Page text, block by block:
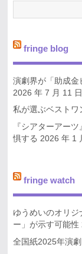
fringe blog
演劇界が「助成金
2026 年 7 月 11 日
私が選ぶベストワ
『シアターアー
惧する 2026 年 1
fringe watch
ゆうめいのオリ
ー」が示す可能性
全国紙2025年演劇